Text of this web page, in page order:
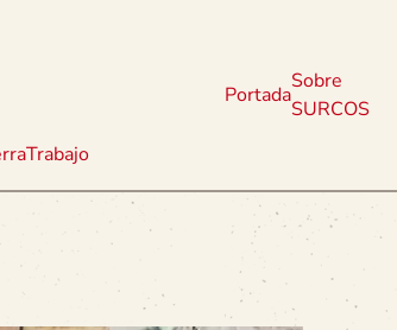
Trabajo
Portada
Sobre
SURCOS